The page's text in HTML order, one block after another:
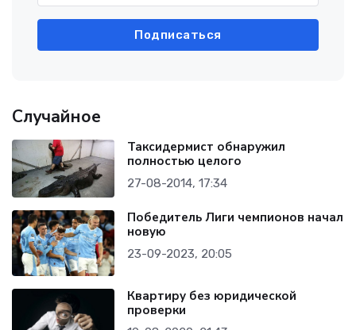
Подписаться
Случайное
Таксидермист обнаружил
полностью целого
27-08-2014, 17:34
Победитель Лиги чемпионов начал
новую
23-09-2023, 20:05
Квартиру без юридической
проверки